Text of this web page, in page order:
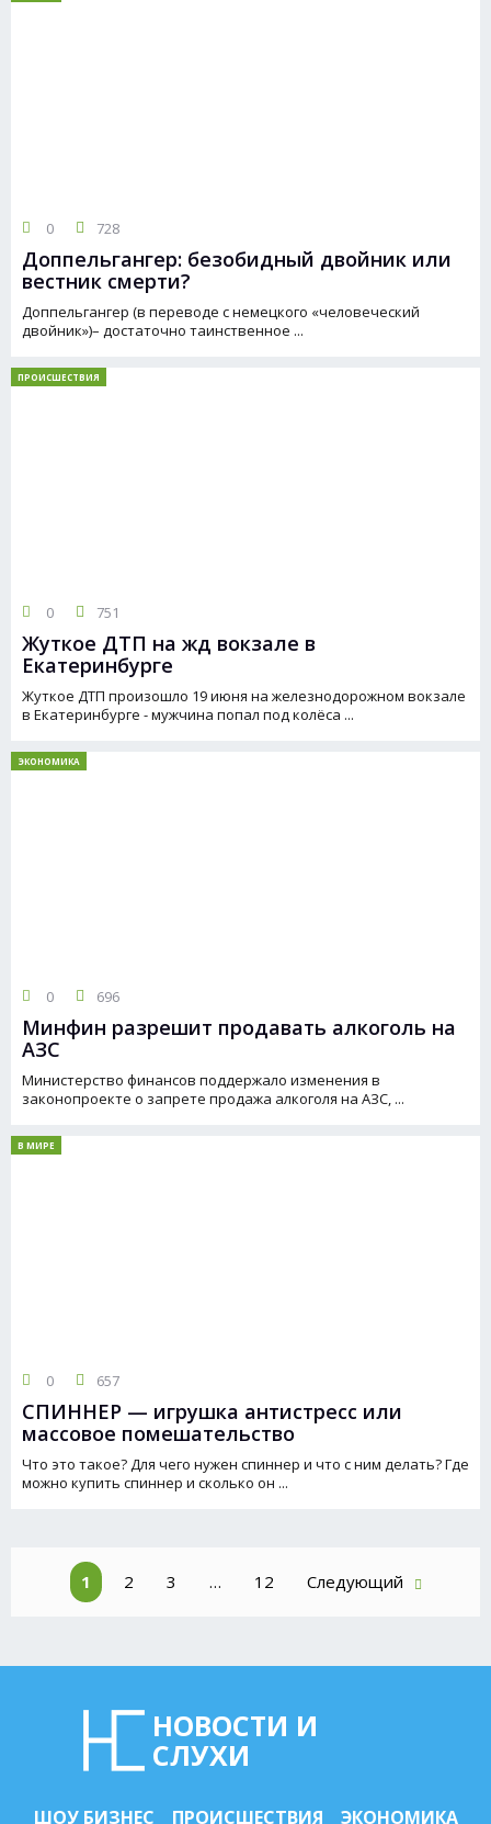
0 728
Доппельгангер: безобидный двойник или
вестник смерти?
Доппельгангер (в переводе с немецкого «человеческий
двойник»)– достаточно таинственное ...
ПРОИСШЕСТВИЯ
0 751
Жуткое ДТП на жд вокзале в
Екатеринбурге
Жуткое ДТП произошло 19 июня на железнодорожном вокзале
в Екатеринбурге - мужчина попал под колёса ...
ЭКОНОМИКА
0 696
Минфин разрешит продавать алкоголь на
АЗС
Министерство финансов поддержало изменения в
законопроекте о запрете продажа алкоголя на АЗС, ...
В МИРЕ
0 657
СПИННЕР — игрушка антистресс или
массовое помешательство
Что это такое? Для чего нужен спиннер и что с ним делать? Где
можно купить спиннер и сколько он ...
1 2 3 … 12 Следующий
НОВОСТИ И
СЛУХИ
ШОУ БИЗНЕС ПРОИСШЕСТВИЯ ЭКОНОМИКА